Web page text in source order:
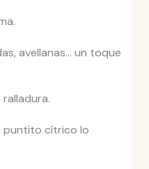
avellanas… un toque
puntito cítrico lo